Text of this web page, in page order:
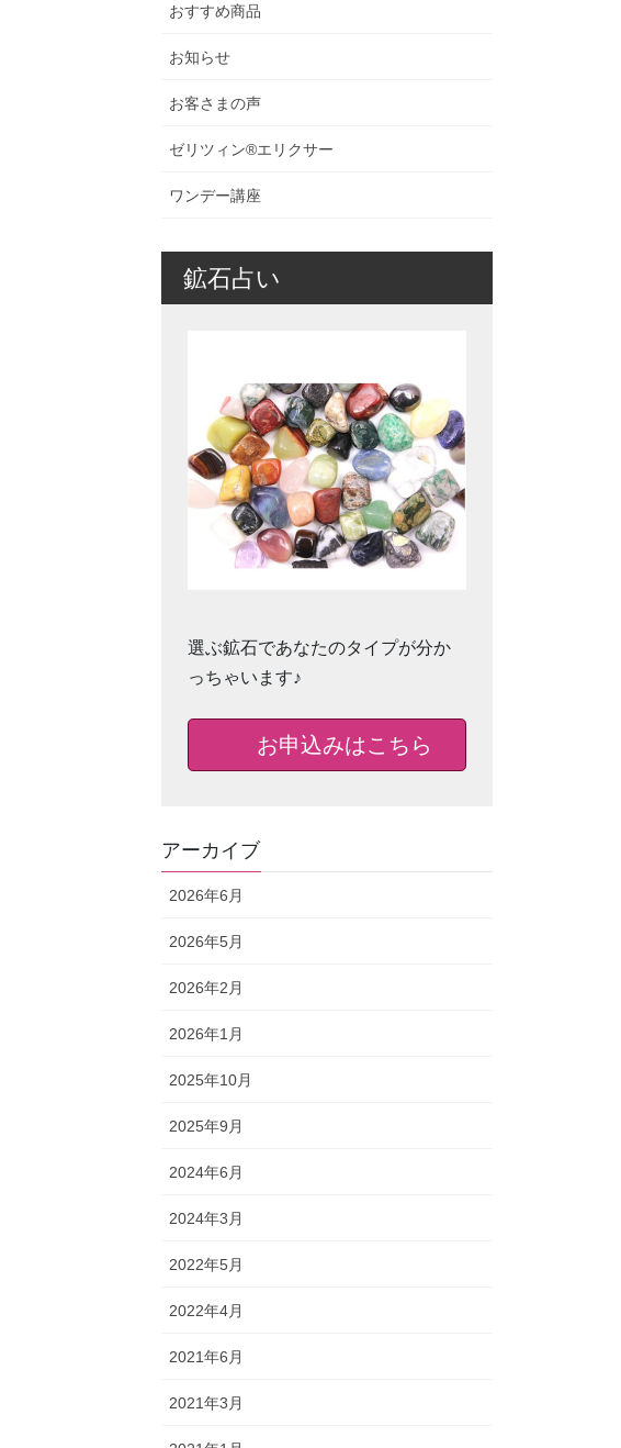
おすすめ商品
お知らせ
お客さまの声
ゼリツィン®️エリクサー
ワンデー講座
鉱石占い
選ぶ鉱石であなたのタイプが分か
っちゃいます♪
お申込みはこちら
アーカイブ
2026年6月
2026年5月
2026年2月
2026年1月
2025年10月
2025年9月
2024年6月
2024年3月
2022年5月
2022年4月
2021年6月
2021年3月